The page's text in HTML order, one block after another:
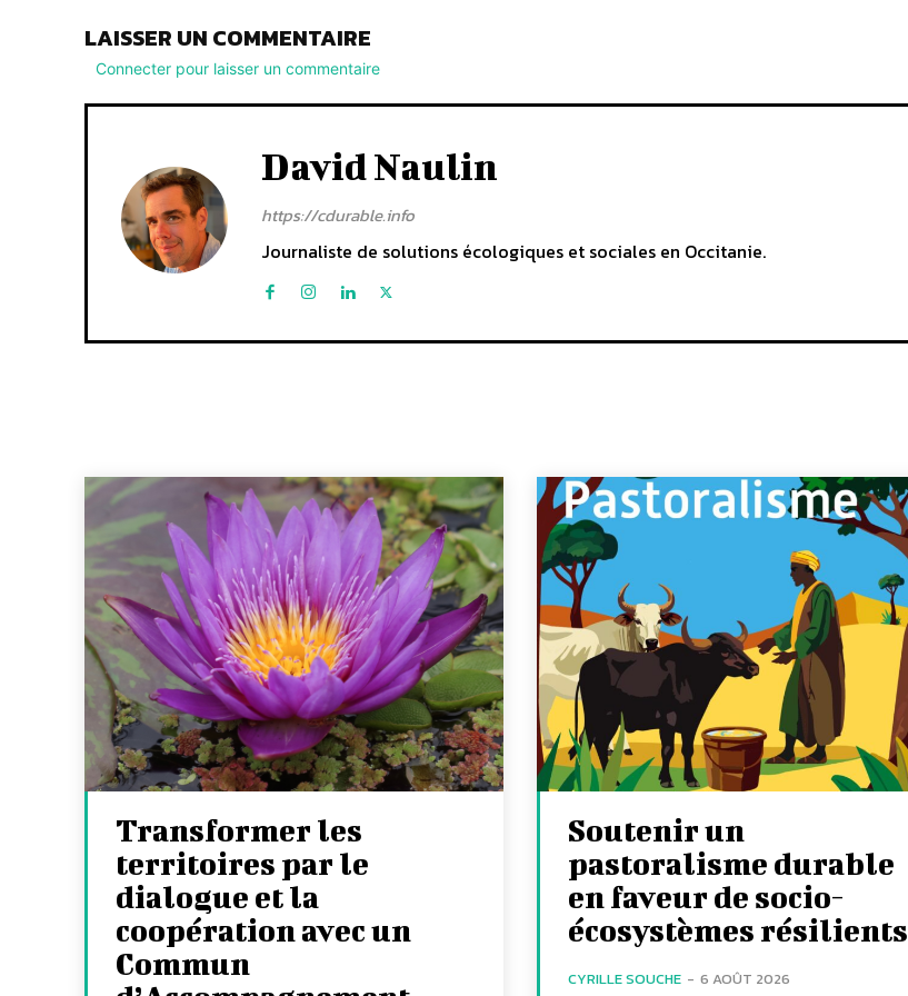
LAISSER UN COMMENTAIRE
Connecter pour laisser un commentaire
David Naulin
https://cdurable.info
Journaliste de solutions écologiques et sociales en Occitanie.
Transformer les
territoires par le
dialogue et la
coopération avec un
Commun
Soutenir un
pastoralisme durable
en faveur de socio-
écosystèmes résilients
CYRILLE SOUCHE - 6 AOÛT 2026